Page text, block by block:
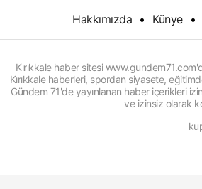
Hakkımızda • Künye •
Kırıkkale haber sitesi
Kırıkkale haberleri, spordan siyasete,
Gündem 71'de yayınlanan haber içerikleri
ve izinsiz olarak